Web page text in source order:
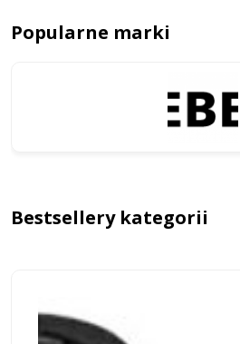
Popularne marki
Bestsellery kategorii